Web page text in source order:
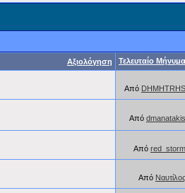
Αξιολόγηση Τελευταίο Μήνυμα
Από DHMHTRHS
Από dmanatakis
Από red_storm
Από Ναυτίλος